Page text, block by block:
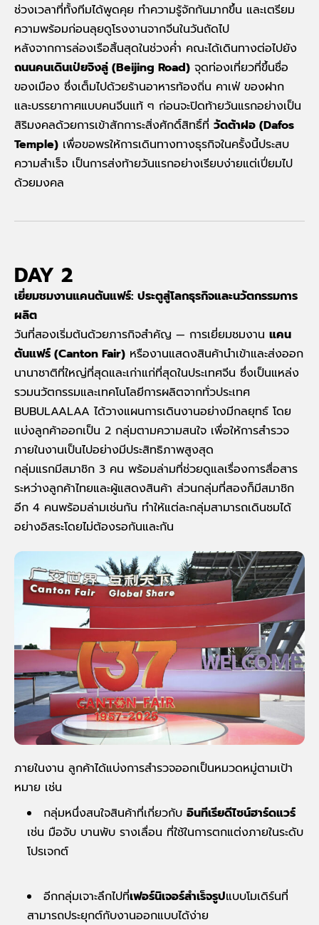
ช่วงเวลาที่ทั้งทีมได้พูดคุย ทำความรู้จักกันมากขึ้น และเตรียม
ความพร้อมก่อนลุยดูโรงงานจากจีนในวันถัดไป
หลังจากการล่องเรือสิ้นสุดในช่วงค่ำ คณะได้เดินทางต่อไปยัง
ถนนคนเดินเป่ยจิงลู่ (Beijing Road) จุดท่องเที่ยวที่ขึ้นชื่อ
ของเมือง ซึ่งเต็มไปด้วยร้านอาหารท้องถิ่น คาเฟ่ ของฝาก
และบรรยากาศแบบคนจีนแท้ ๆ ก่อนจะปิดท้ายวันแรกอย่างเป็น
สิริมงคลด้วยการเข้าสักการะสิ่งศักดิ์สิทธิ์ที่ วัดต้าฝอ (Dafos
Temple) เพื่อขอพรให้การเดินทางทางธุรกิจในครั้งนี้ประสบ
ความสำเร็จ เป็นการส่งท้ายวันแรกอย่างเรียบง่ายแต่เปี่ยมไป
ด้วยมงคล
DAY 2
เยี่ยมชมงานแคนตันแฟร์: ประตูสู่โลกธุรกิจและนวัตกรรมการ
ผลิต
วันที่สองเริ่มต้นด้วยภารกิจสำคัญ — การเยี่ยมชมงาน แคน
ตันแฟร์ (Canton Fair) หรืองานแสดงสินค้านำเข้าและส่งออก
นานาชาติที่ใหญ่ที่สุดและเก่าแก่ที่สุดในประเทศจีน ซึ่งเป็นแหล่ง
รวมนวัตกรรมและเทคโนโลยีการผลิตจากทั่วประเทศ
BUBULAALAA ได้วางแผนการเดินงานอย่างมีกลยุทธ์ โดย
แบ่งลูกค้าออกเป็น 2 กลุ่มตามความสนใจ เพื่อให้การสำรวจ
ภายในงานเป็นไปอย่างมีประสิทธิภาพสูงสุด
กลุ่มแรกมีสมาชิก 3 คน พร้อมล่ามที่ช่วยดูแลเรื่องการสื่อสาร
ระหว่างลูกค้าไทยและผู้แสดงสินค้า ส่วนกลุ่มที่สองก็มีสมาชิก
อีก 4 คนพร้อมล่ามเช่นกัน ทำให้แต่ละกลุ่มสามารถเดินชมได้
อย่างอิสระโดยไม่ต้องรอกันและกัน
ภายในงาน ลูกค้าได้แบ่งการสำรวจออกเป็นหมวดหมู่ตามเป้า
หมาย เช่น
กลุ่มหนึ่งสนใจสินค้าที่เกี่ยวกับ อินทีเรียดีไซน์ฮาร์ดแวร์
เช่น มือจับ บานพับ รางเลื่อน ที่ใช้ในการตกแต่งภายในระดับ
โปรเจกต์
อีกกลุ่มเจาะลึกไปที่เฟอร์นิเจอร์สำเร็จรูปแบบโมเดิร์นที่
สามารถประยุกต์กับงานออกแบบได้ง่าย